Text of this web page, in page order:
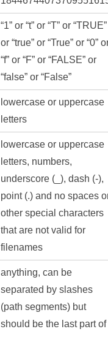
“1” or “t” or “T” or “TRUE”
or “true” or “True” or “0”
“f” or “F” or “FALSE” or
“false” or “False”
lowercase or uppercase
letters
lowercase or uppercase
letters, numbers,
underscore (_), dash (-),
point (.) and no spaces
other special characters
that are not valid for
filenames
anything, can be
separated by slashes
(path segments) but
should be the last part of